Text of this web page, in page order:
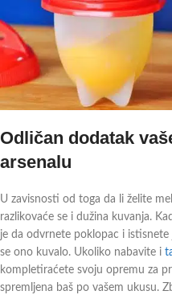
Odličan dodatak
arsenalu
U zavisnosti od toga da li želite
razlikovaće se i dužina kuvanja.
je da odvrnete poklopac i
se ono kuvalo. Ukoliko nabavite i
kompletiraćete svoju opremu za
spremljena baš po vašem ukusu.